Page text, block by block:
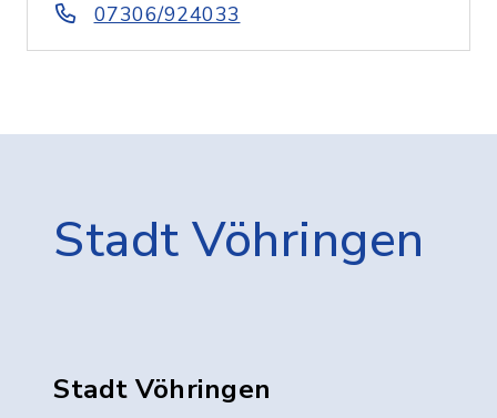
07306/924033
Stadt Vöhringen
Stadt Vöhringen